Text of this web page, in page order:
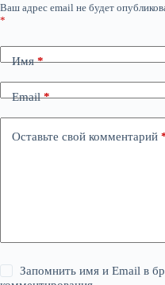
Ваш адрес email не будет
*
Имя*
Email*
Оставьте свой комментарий
Запомнить имя и Email в